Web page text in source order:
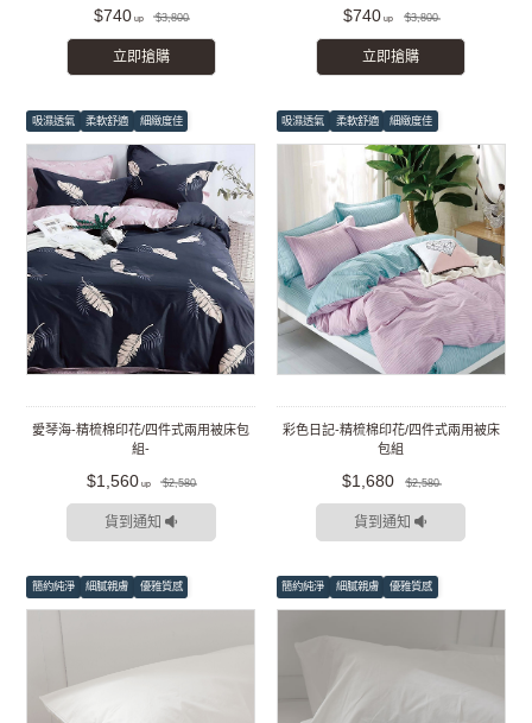
$740 $3,800
立即搶購
$740 $3,800
立即搶購
吸濕透氣 柔軟舒適 細緻度佳
愛琴海-精梳棉印花/四件式兩用被床包
組-
$1,560 $2,580
貨到通知
吸濕透氣 柔軟舒適 細緻度佳
彩色日記-精梳棉印花/四件式兩用被床
包組
$1,680 $2,580
貨到通知
簡約純淨 細膩親膚 優雅質感 簡約純淨 細膩親膚 優雅質感